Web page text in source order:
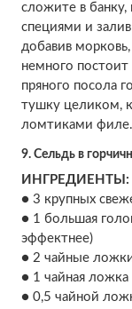
сложите в
специями и
добавив
немного
пряного посола
тушку целиком,
ломтиками филе.
9. Сельдь в
ИНГРЕДИЕНТЫ:
● 3 крупных
● 1 большая
эффектнее)
● 2 чайные
● 1 чайная ложка
● 0,5 чайной